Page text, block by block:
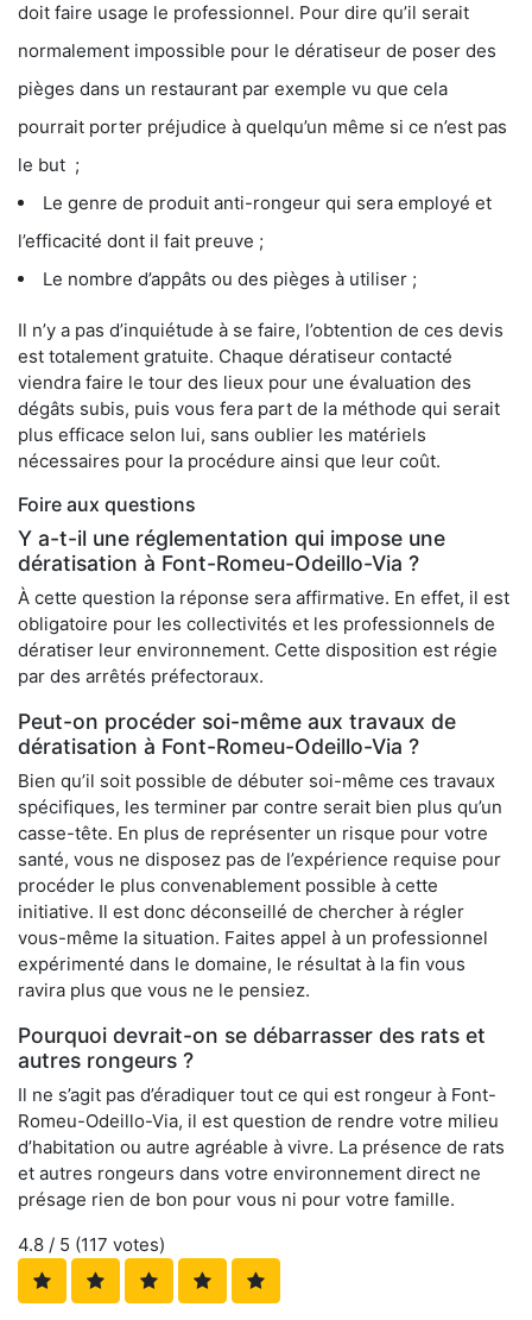
doit faire usage le professionnel. Pour dire qu’il serait
normalement impossible pour le dératiseur de poser des
pièges dans un restaurant par exemple vu que cela
pourrait porter préjudice à quelqu’un même si ce n’est pas
le but ;
Le genre de produit anti-rongeur qui sera employé et
l’efficacité dont il fait preuve ;
Le nombre d’appâts ou des pièges à utiliser ;
Il n’y a pas d’inquiétude à se faire, l’obtention de ces devis
est totalement gratuite. Chaque dératiseur contacté
viendra faire le tour des lieux pour une évaluation des
dégâts subis, puis vous fera part de la méthode qui serait
plus efficace selon lui, sans oublier les matériels
nécessaires pour la procédure ainsi que leur coût.
Foire aux questions
Y a-t-il une réglementation qui impose une
dératisation à Font-Romeu-Odeillo-Via ?
À cette question la réponse sera affirmative. En effet, il est
obligatoire pour les collectivités et les professionnels de
dératiser leur environnement. Cette disposition est régie
par des arrêtés préfectoraux.
Peut-on procéder soi-même aux travaux de
dératisation à Font-Romeu-Odeillo-Via ?
Bien qu’il soit possible de débuter soi-même ces travaux
spécifiques, les terminer par contre serait bien plus qu’un
casse-tête. En plus de représenter un risque pour votre
santé, vous ne disposez pas de l’expérience requise pour
procéder le plus convenablement possible à cette
initiative. Il est donc déconseillé de chercher à régler
vous-même la situation. Faites appel à un professionnel
expérimenté dans le domaine, le résultat à la fin vous
ravira plus que vous ne le pensiez.
Pourquoi devrait-on se débarrasser des rats et
autres rongeurs ?
Il ne s’agit pas d’éradiquer tout ce qui est rongeur à Font-
Romeu-Odeillo-Via, il est question de rendre votre milieu
d’habitation ou autre agréable à vivre. La présence de rats
et autres rongeurs dans votre environnement direct ne
présage rien de bon pour vous ni pour votre famille.
4.8 / 5 (117 votes)